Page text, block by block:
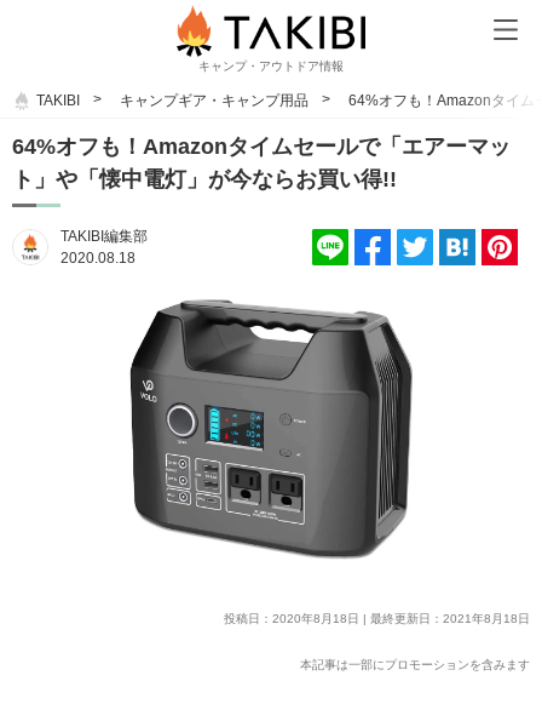
キャンプ・アウトドア情報
TAKIBI キャンプギア・キャンプ用品 64%オフも！Amazonタイム
64%オフも！Amazonタイムセールで「エアーマッ
ト」や「懐中電灯」が今ならお買い得!!
TAKIBI編集部
2020.08.18
投稿日：2020年8月18日 | 最終更新日：2021年8月18日
本記事は一部にプロモーションを含みます